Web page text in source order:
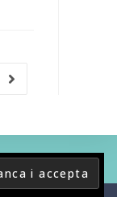
Go to the next page